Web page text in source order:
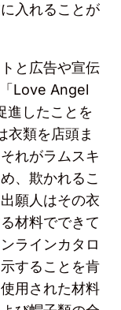
入れることが
と広告や宣伝
Love Angel
進したことを
衣類を店頭ま
れがラムスキ
、欺かれるこ
出願人はその衣
材料でできて
ラインカタロ
することを肯
用された材料